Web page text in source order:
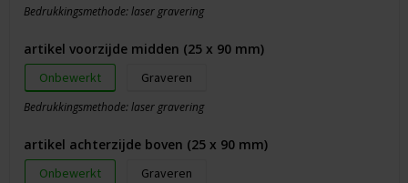
Bedrukkingsmethode: laser gravering
artikel voorzijde midden (25 x 90 mm)
Onbewerkt Graveren
Bedrukkingsmethode: laser gravering
artikel achterzijde boven (25 x 90 mm)
Onbewerkt Graveren